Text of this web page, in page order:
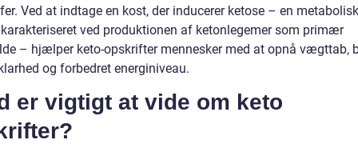
Ved at indtage en kost, der inducerer ketose – en metabolisk
ved produktionen af ketonlegemer som primær
– hjælper keto-opskrifter mennesker med at opnå vægttab,
og forbedret energiniveau.
er vigtigt at vide om keto